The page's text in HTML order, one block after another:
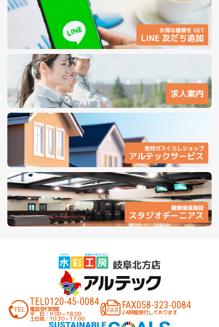
TEL0120-45-0084
電話受付時間
平 日：9:00～18:00
土日祝：10:30～17:00
FAX058-323-0084
24時間受付しております